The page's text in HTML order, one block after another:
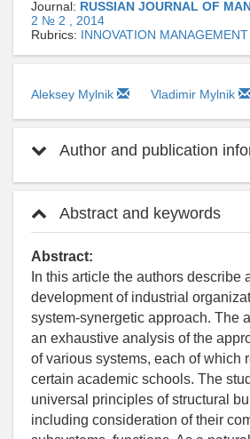
Journal: RUSSIAN JOURNAL OF
2 № 2 , 2014
Rubrics: INNOVATION MANAGEMENT
Aleksey Mylnik Vladimir Mylnik
Author and publication
Abstract and keywords
Abstract:
In this article the authors describe
development of industrial
system-synergetic approach. The
an exhaustive analysis of the
of various systems, each of which
certain academic schools. The
universal principles of structural
including consideration of their